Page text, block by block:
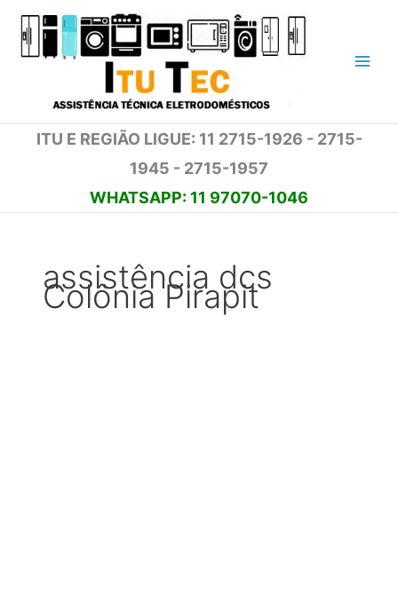
para
ITU E REGIÃO LIGUE: 11 2715-1926 - 2715-
1945 - 2715-1957
WHATSAPP: 11 97070-1046
assistência dcs
Colônia Pirapit